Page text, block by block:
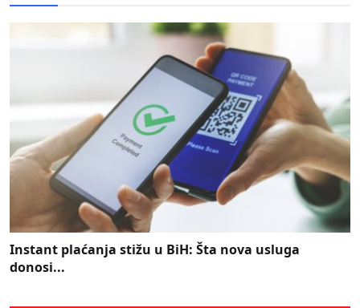
Instant plaćanja stižu u BiH: Šta nova usluga
donosi...